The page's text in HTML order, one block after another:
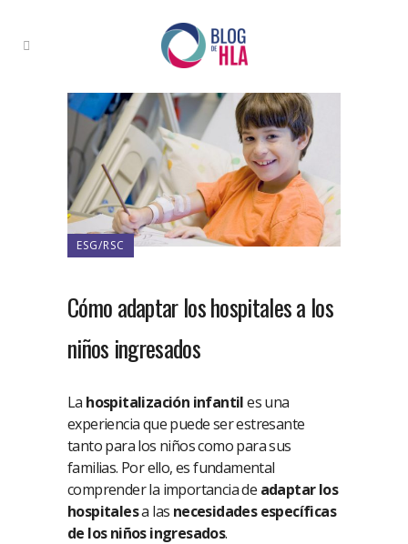
ESG/RSC
Cómo adaptar los hospitales a los
niños ingresados
La hospitalización infantiles una
experiencia que puede ser estresante
tanto para los niños como para sus
familias. Por ello, es fundamental
comprender la importancia de adaptar los
hospitalesa las necesidades específicas
de los niños ingresados.